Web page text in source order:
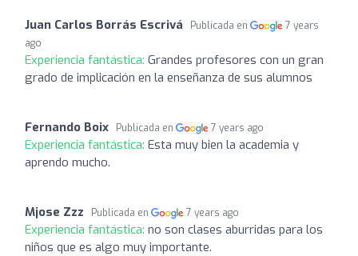
Juan Carlos Borrás Escrivá Publicada en
7 years
ago
Experiencia fantástica: Grandes profesores con un gran
grado de implicación en la enseñanza de sus alumnos
Fernando Boix Publicada en 7 years ago
Experiencia fantástica: Esta muy bien la academia y
aprendo mucho.
Mjose Zzz Publicada en 7 years ago
Experiencia fantástica: no son clases aburridas para los
niños que es algo muy importante.